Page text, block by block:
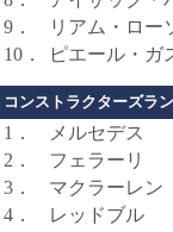
9．
リアム・ロー
10．
ピエール・ガ
コンストラクターズラ
1． メルセデス
2．
フェラーリ
3．
マクラーレン
4．
レッドブル